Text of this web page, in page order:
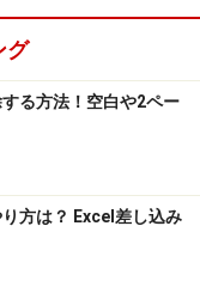
グ
る方法！空白や2ペー
方は？ Excel差し込み